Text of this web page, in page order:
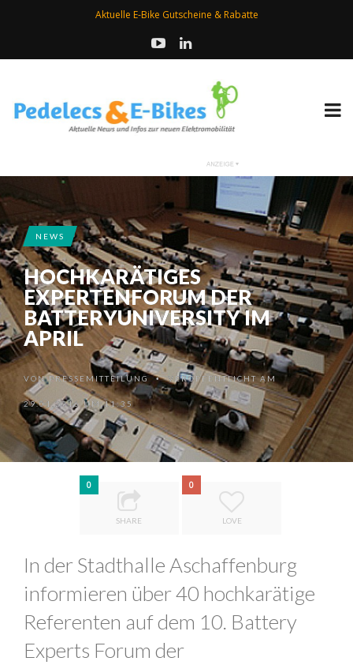
Aktuelle E-Bike Gutscheine & Rabatte
NEWS
HOCHKARÄTIGES
EXPERTENFORUM DER
BATTERYUNIVERSITY IM
APRIL
VONPRESSEMITTEILUNG •VERÖFFENTLICHT AM
29.01.2016 UM 11:35
0
SHARE
0
LOVE
In der Stadthalle Aschaffenburg
informieren über 40 hochkarätige
Referenten auf dem 10. Battery
Experts Forum der